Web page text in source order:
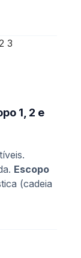
3
1, 2 e
Escopo
(cadeia